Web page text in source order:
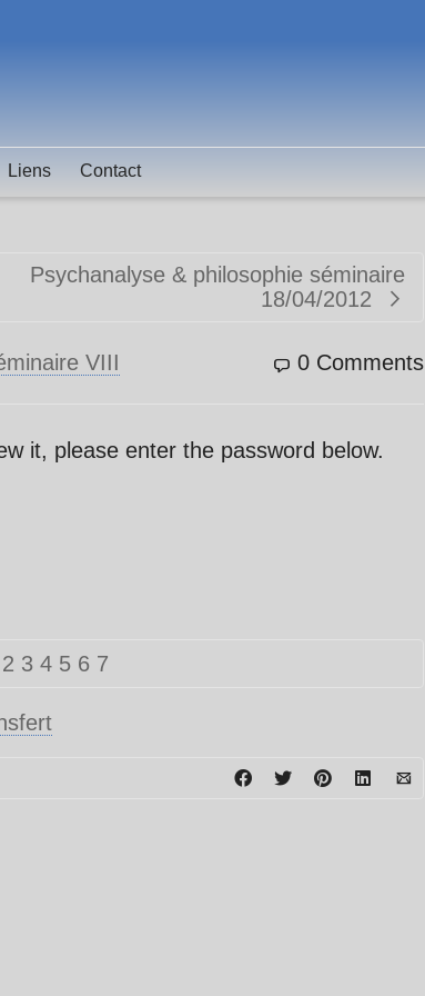
Liens Contact
Psychanalyse & philosophie séminaire
18/04/2012
VIII 0 Comments
it, please enter the password below.
2 3 4 5 6 7